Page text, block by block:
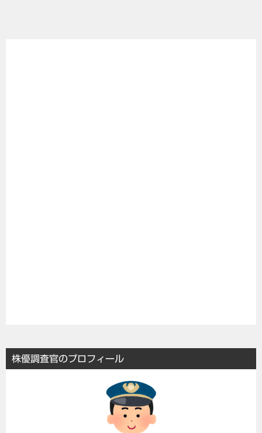
株優調査官のプロフィール